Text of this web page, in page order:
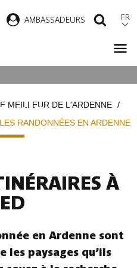
AMBASSADEURS FR
MEILLEUR DE L'ARDENNE
RANDONNÉES EN ARDENNE
À
en Ardenne sont
les paysages qu’ils